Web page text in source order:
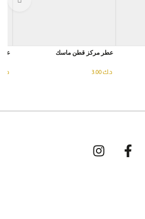
عطر مركز قطن ماسك
د.ك
عطر
د.ك